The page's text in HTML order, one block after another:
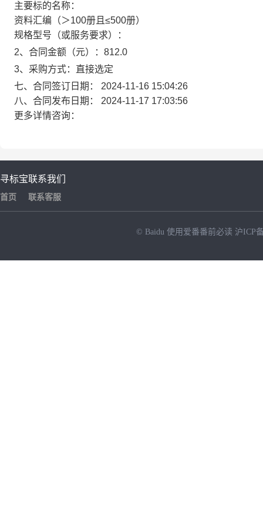
主要标的名称：
资料汇编（＞100册且≤500册）
规格型号（或服务要求）：
2、合同金额（元）：812.0
3、采购方式：直接选定
七、合同签订日期： 2024-11-16 15:04:26
八、合同发布日期： 2024-11-17 17:03:56
更多详情咨询：
寻标宝
首页
联系我们
联系客服
© Baidu 使用爱番番前必读 沪ICP